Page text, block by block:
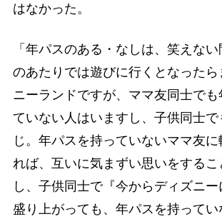
はなかった。
「年パスのある・なしは、笑えな
のあたりでは遊びに行くとなった
ニーランドですが、ママ友同士でも
ていない人はいますし、子供同士で
じ。年パスを持っていないママ友
れば、互いに気まずい思いをするこ
し、子供同士で『今からディズニー
盛り上がっても、年パスを持ってい